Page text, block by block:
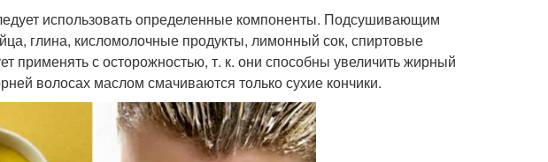
волос Вера для волос
использованием
роста Волос с соком
использовать определенные компоненты. Подсушивающим
глина, кисломолочные продукты, лимонный сок, спиртовые
применять с осторожностью, т. к. они способны увеличить жирный
волосах маслом смачиваются только сухие кончики.